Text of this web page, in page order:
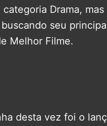
Drama,
seu
Melhor Filme.
desta vez foi o